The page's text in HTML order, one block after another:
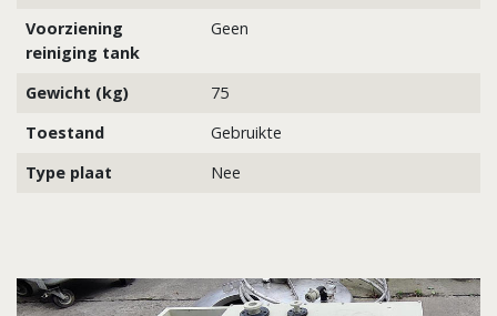
Voorziening
reiniging tank
Geen
Gewicht (kg)
75
Toestand
Gebruikte
Type plaat
Nee